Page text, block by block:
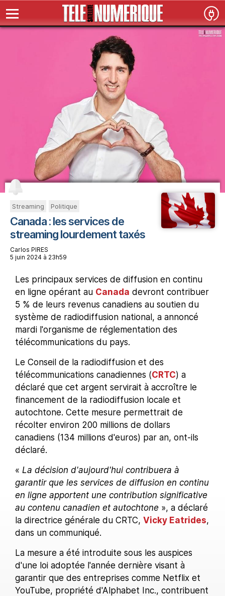
Streaming Politique
Canada : les services de
streaming lourdement taxés
Carlos PIRES
5 juin 2024 à 23h59
Les principaux services de diffusion en continu
en ligne opérant au Canada devront contribuer
5 % de leurs revenus canadiens au soutien du
système de radiodiffusion national, a annoncé
mardi l'organisme de réglementation des
télécommunications du pays.
Le Conseil de la radiodiffusion et des
télécommunications canadiennes (CRTC) a
déclaré que cet argent servirait à accroître le
financement de la radiodiffusion locale et
autochtone. Cette mesure permettrait de
récolter environ 200 millions de dollars
canadiens (134 millions d'euros) par an, ont-ils
déclaré.
« La décision d'aujourd'hui contribuera à
garantir que les services de diffusion en continu
en ligne apportent une contribution significative
au contenu canadien et autochtone », a déclaré
la directrice générale du CRTC, Vicky Eatrides,
dans un communiqué.
La mesure a été introduite sous les auspices
d'une loi adoptée l'année dernière visant à
garantir que des entreprises comme Netflix et
YouTube, propriété d'Alphabet Inc., contribuent